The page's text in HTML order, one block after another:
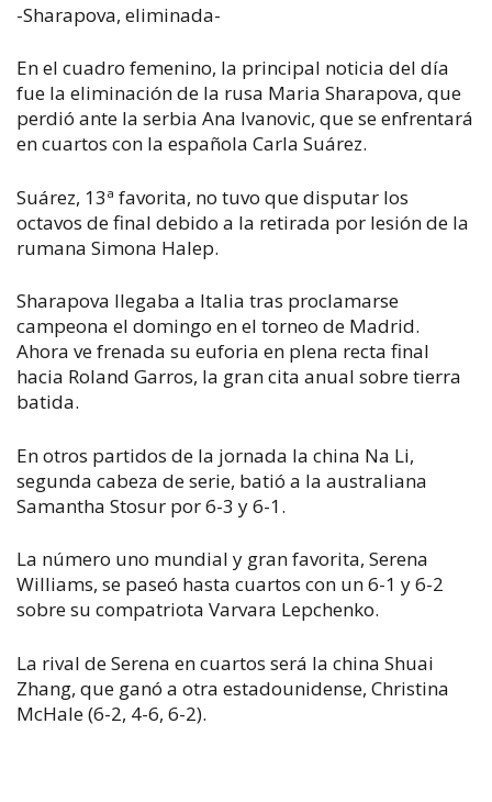
-Sharapova, eliminada-
En el cuadro femenino, la principal noticia del día
fue la eliminación de la rusa Maria Sharapova, que
perdió ante la serbia Ana Ivanovic, que se enfrentará
en cuartos con la española Carla Suárez.
Suárez, 13ª favorita, no tuvo que disputar los
octavos de final debido a la retirada por lesión de la
rumana Simona Halep.
Sharapova llegaba a Italia tras proclamarse
campeona el domingo en el torneo de Madrid.
Ahora ve frenada su euforia en plena recta final
hacia Roland Garros, la gran cita anual sobre tierra
batida.
En otros partidos de la jornada la china Na Li,
segunda cabeza de serie, batió a la australiana
Samantha Stosur por 6-3 y 6-1.
La número uno mundial y gran favorita, Serena
Williams, se paseó hasta cuartos con un 6-1 y 6-2
sobre su compatriota Varvara Lepchenko.
La rival de Serena en cuartos será la china Shuai
Zhang, que ganó a otra estadounidense, Christina
McHale (6-2, 4-6, 6-2).